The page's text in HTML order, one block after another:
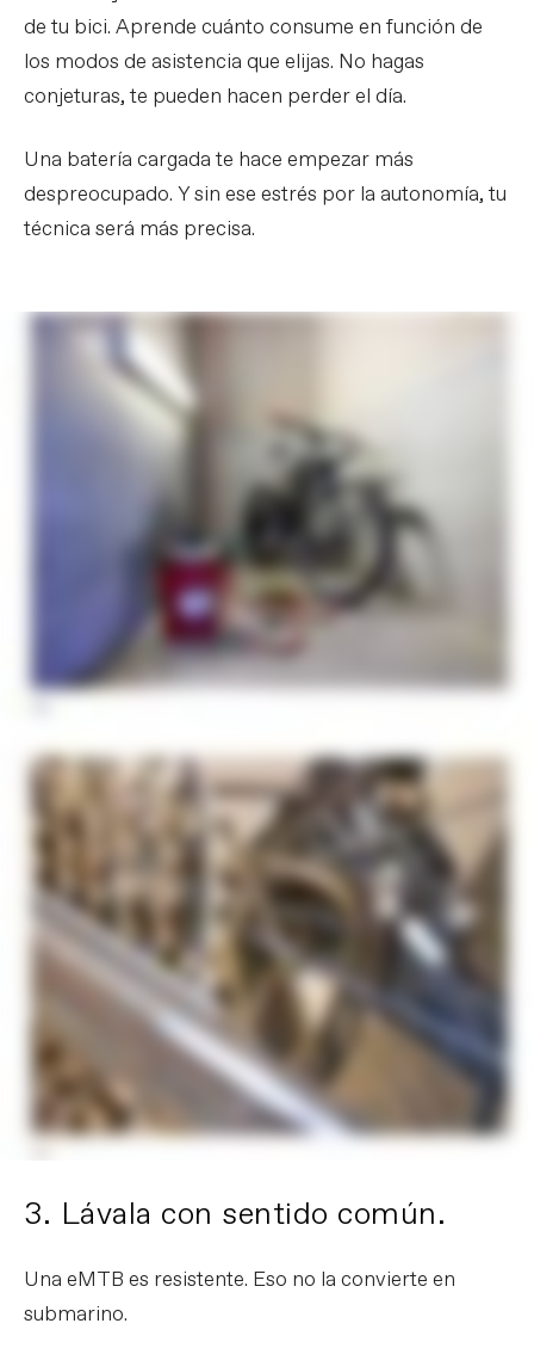
de tu bici. Aprende cuánto consume en función de
los modos de asistencia que elijas. No hagas
conjeturas, te pueden hacen perder el día.
Una batería cargada te hace empezar más
despreocupado. Y sin ese estrés por la autonomía, tu
técnica será más precisa.
3. Lávala con sentido común.
Una eMTB es resistente. Eso no la convierte en
submarino.